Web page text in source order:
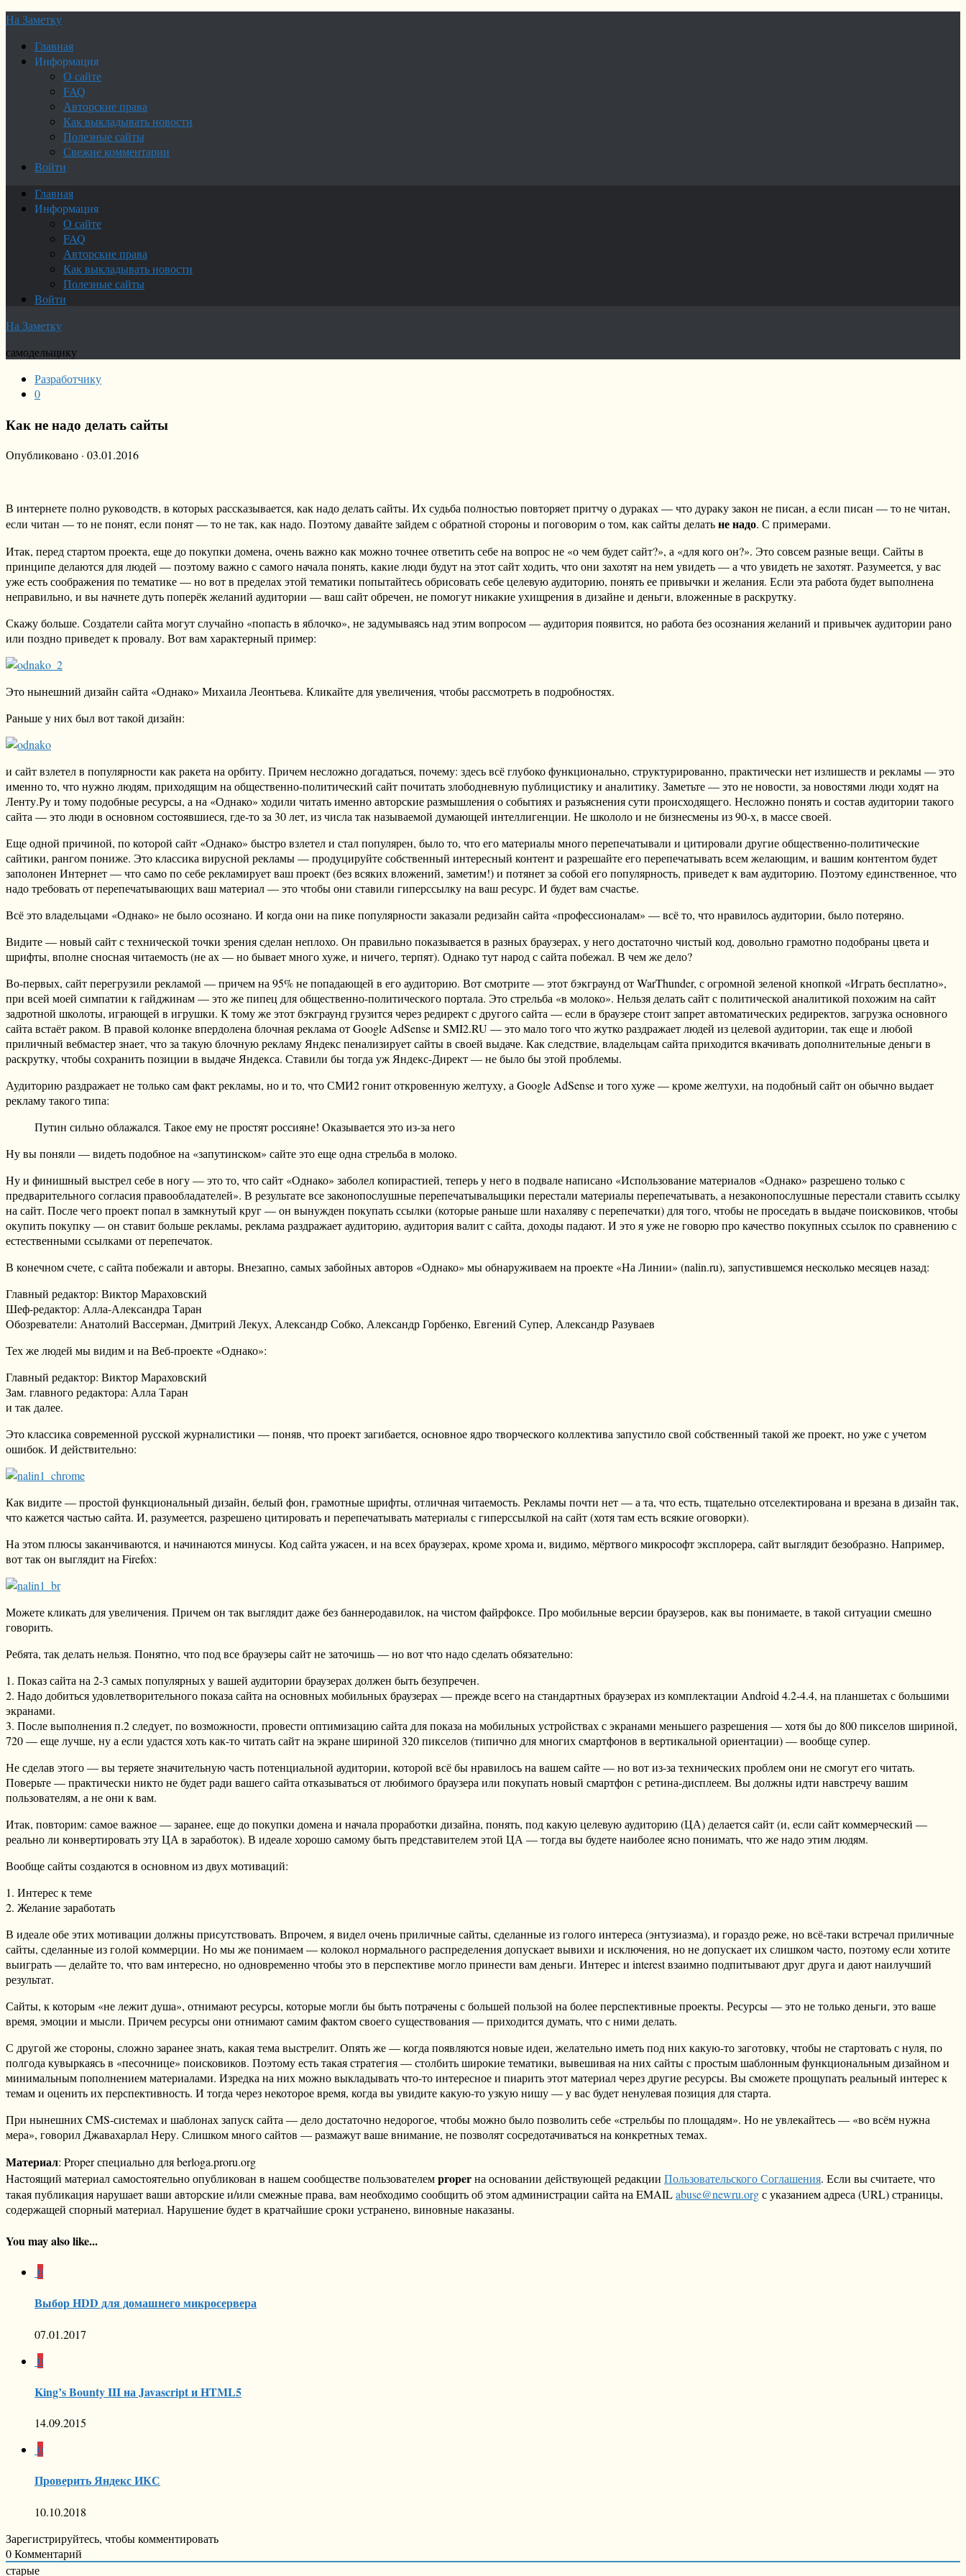
На Заметку
Главная
Информация
О сайте
FAQ
Авторские права
Как выкладывать новости
Полезные сайты
Свежие комментарии
Войти
Главная
Информация
О сайте
FAQ
Авторские права
Как выкладывать новости
Полезные сайты
Войти
На Заметку
самодельщику
Разработчику
0
Как не надо делать сайты
Опубликовано · 03.01.2016
В интернете полно руководств, в которых рассказывается, как надо делать сайты. Их судьба полностью повторяет притчу о дураках — что дураку закон не писан, а если писан — то не читан,
если читан — то не понят, если понят — то не так, как надо. Поэтому давайте зайдем с обратной стороны и поговорим о том, как сайты делатьне надо. С примерами.
Итак, перед стартом проекта, еще до покупки домена, очень важно как можно точнее ответить себе на вопрос не «о чем будет сайт?», а «для кого он?». Это совсем разные вещи. Сайты в
принципе делаются для людей — поэтому важно с самого начала понять, какие люди будут на этот сайт ходить, что они захотят на нем увидеть — а что увидеть не захотят. Разумеется, у вас
уже есть соображения по тематике — но вот в пределах этой тематики попытайтесь обрисовать себе целевую аудиторию, понять ее привычки и желания. Если эта работа будет выполнена
неправильно, и вы начнете дуть поперёк желаний аудитории — ваш сайт обречен, не помогут никакие ухищрения в дизайне и деньги, вложенные в раскрутку.
Скажу больше. Создатели сайта могут случайно «попасть в яблочко», не задумываясь над этим вопросом — аудитория появится, но работа без осознания желаний и привычек аудитории рано
или поздно приведет к провалу. Вот вам характерный пример:
Это нынешний дизайн сайта «Однако» Михаила Леонтьева. Кликайте для увеличения, чтобы рассмотреть в подробностях.
Раньше у них был вот такой дизайн:
и сайт взлетел в популярности как ракета на орбиту. Причем несложно догадаться, почему: здесь всё глубоко функционально, структурированно, практически нет излишеств и рекламы — это
именно то, что нужно людям, приходящим на общественно-политический сайт почитать злободневную публицистику и аналитику. Заметьте — это не новости, за новостями люди ходят на
Ленту.Ру и тому подобные ресурсы, а на «Однако» ходили читать именно авторские размышления о событиях и разъяснения сути происходящего. Несложно понять и состав аудитории такого
сайта — это люди в основном состоявшиеся, где-то за 30 лет, из числа так называемой думающей интеллигенции. Не школоло и не бизнесмены из 90-х, в массе своей.
Еще одной причиной, по которой сайт «Однако» быстро взлетел и стал популярен, было то, что его материалы много перепечатывали и цитировали другие общественно-политические
сайтики, рангом пониже. Это классика вирусной рекламы — продуцируйте собственный интересный контент и разрешайте его перепечатывать всем желающим, и вашим контентом будет
заполонен Интернет — что само по себе рекламирует ваш проект (без всяких вложений, заметим!) и потянет за собой его популярность, приведет к вам аудиторию. Поэтому единственное, что
надо требовать от перепечатывающих ваш материал — это чтобы они ставили гиперссылку на ваш ресурс. И будет вам счастье.
Всё это владельцами «Однако» не было осознано. И когда они на пике популярности заказали редизайн сайта «профессионалам» — всё то, что нравилось аудитории, было потеряно.
Видите — новый сайт с технической точки зрения сделан неплохо. Он правильно показывается в разных браузерах, у него достаточно чистый код, довольно грамотно подобраны цвета и
шрифты, вполне сносная читаемость (не ах — но бывает много хуже, и ничего, терпят). Однако тут народ с сайта побежал. В чем же дело?
Во-первых, сайт перегрузили рекламой — причем на 95% не попадающей в его аудиторию. Вот смотрите — этот бэкграунд от WarThunder, с огромной зеленой кнопкой «Играть бесплатно»,
при всей моей симпатии к гайджинам — это же пипец для общественно-политического портала. Это стрельба «в молоко». Нельзя делать сайт с политической аналитикой похожим на сайт
задротной школоты, играющей в игрушки. К тому же этот бэкграунд грузится через редирект с другого сайта — если в браузере стоит запрет автоматических редиректов, загрузка основного
сайта встаёт раком. В правой колонке впердолена блочная реклама от Google AdSense и SMI2.RU — это мало того что жутко раздражает людей из целевой аудитории, так еще и любой
приличный вебмастер знает, что за такую блочную рекламу Яндекс пенализирует сайты в своей выдаче. Как следствие, владельцам сайта приходится вкачивать дополнительные деньги в
раскрутку, чтобы сохранить позиции в выдаче Яндекса. Ставили бы тогда уж Яндекс-Директ — не было бы этой проблемы.
Аудиторию раздражает не только сам факт рекламы, но и то, что СМИ2 гонит откровенную желтуху, а Google AdSense и того хуже — кроме желтухи, на подобный сайт он обычно выдает
рекламу такого типа:
Путин сильно облажался. Такое ему не простят россияне! Оказывается это из-за него
Ну вы поняли — видеть подобное на «запутинском» сайте это еще одна стрельба в молоко.
Ну и финишный выстрел себе в ногу — это то, что сайт «Однако» заболел копирастией, теперь у него в подвале написано «Использование материалов «Однако» разрешено только с
предварительного согласия правообладателей». В результате все законопослушные перепечатывальщики перестали материалы перепечатывать, а незаконопослушные перестали ставить ссылку
на сайт. После чего проект попал в замкнутый круг — он вынужден покупать ссылки (которые раньше шли нахаляву с перепечатки) для того, чтобы не проседать в выдаче поисковиков, чтобы
окупить покупку — он ставит больше рекламы, реклама раздражает аудиторию, аудитория валит с сайта, доходы падают. И это я уже не говорю про качество покупных ссылок по сравнению с
естественными ссылками от перепечаток.
В конечном счете, с сайта побежали и авторы. Внезапно, самых забойных авторов «Однако» мы обнаруживаем на проекте «На Линии» (nalin.ru), запустившемся несколько месяцев назад:
Главный редактор: Виктор Мараховский
Шеф-редактор: Алла-Александра Таран
Обозреватели: Анатолий Вассерман, Дмитрий Лекух, Александр Собко, Александр Горбенко, Евгений Супер, Александр Разуваев
Тех же людей мы видим и на Веб-проекте «Однако»:
Главный редактор: Виктор Мараховский
Зам. главного редактора: Алла Таран
и так далее.
Это классика современной русской журналистики — поняв, что проект загибается, основное ядро творческого коллектива запустило свой собственный такой же проект, но уже с учетом
ошибок. И действительно:
Как видите — простой функциональный дизайн, белый фон, грамотные шрифты, отличная читаемость. Рекламы почти нет — а та, что есть, тщательно отселектирована и врезана в дизайн так,
что кажется частью сайта. И, разумеется, разрешено цитировать и перепечатывать материалы с гиперссылкой на сайт (хотя там есть всякие оговорки).
На этом плюсы заканчиваются, и начинаются минусы. Код сайта ужасен, и на всех браузерах, кроме хрома и, видимо, мёртвого микрософт эксплорера, сайт выглядит безобразно. Например,
вот так он выглядит на Firefox:
Можете кликать для увеличения. Причем он так выглядит даже без баннеродавилок, на чистом файрфоксе. Про мобильные версии браузеров, как вы понимаете, в такой ситуации смешно
говорить.
Ребята, так делать нельзя. Понятно, что под все браузеры сайт не заточишь — но вот что надо сделать обязательно:
1. Показ сайта на 2-3 самых популярных у вашей аудитории браузерах должен быть безупречен.
2. Надо добиться удовлетворительного показа сайта на основных мобильных браузерах — прежде всего на стандартных браузерах из комплектации Android 4.2-4.4, на планшетах с большими
экранами.
3. После выполнения п.2 следует, по возможности, провести оптимизацию сайта для показа на мобильных устройствах с экранами меньшего разрешения — хотя бы до 800 пикселов шириной,
720 — еще лучше, ну а если удастся хоть как-то читать сайт на экране шириной 320 пикселов (типично для многих смартфонов в вертикальной ориентации) — вообще супер.
Не сделав этого — вы теряете значительную часть потенциальной аудитории, которой всё бы нравилось на вашем сайте — но вот из-за технических проблем они не смогут его читать.
Поверьте — практически никто не будет ради вашего сайта отказываться от любимого браузера или покупать новый смартфон с ретина-дисплеем. Вы должны идти навстречу вашим
пользователям, а не они к вам.
Итак, повторим: самое важное — заранее, еще до покупки домена и начала проработки дизайна, понять, под какую целевую аудиторию (ЦА) делается сайт (и, если сайт коммерческий —
реально ли конвертировать эту ЦА в заработок). В идеале хорошо самому быть представителем этой ЦА — тогда вы будете наиболее ясно понимать, что же надо этим людям.
Вообще сайты создаются в основном из двух мотиваций:
1. Интерес к теме
2. Желание заработать
В идеале обе этих мотивации должны присутствовать. Впрочем, я видел очень приличные сайты, сделанные из голого интереса (энтузиазма), и гораздо реже, но всё-таки встречал приличные
сайты, сделанные из голой коммерции. Но мы же понимаем — колокол нормального распределения допускает вывихи и исключения, но не допускает их слишком часто, поэтому если хотите
выиграть — делайте то, что вам интересно, но одновременно чтобы это в перспективе могло принести вам деньги. Интерес и interest взаимно подпитывают друг друга и дают наилучший
результат.
Сайты, к которым «не лежит душа», отнимают ресурсы, которые могли бы быть потрачены с большей пользой на более перспективные проекты. Ресурсы — это не только деньги, это ваше
время, эмоции и мысли. Причем ресурсы они отнимают самим фактом своего существования — приходится думать, что с ними делать.
С другой же стороны, сложно заранее знать, какая тема выстрелит. Опять же — когда появляются новые идеи, желательно иметь под них какую-то заготовку, чтобы не стартовать с нуля, по
полгода кувыркаясь в «песочнице» поисковиков. Поэтому есть такая стратегия — столбить широкие тематики, вывешивая на них сайты с простым шаблонным функциональным дизайном и
минимальным пополнением материалами. Изредка на них можно выкладывать что-то интересное и пиарить этот материал через другие ресурсы. Вы сможете прощупать реальный интерес к
темам и оценить их перспективность. И тогда через некоторое время, когда вы увидите какую-то узкую нишу — у вас будет ненулевая позиция для старта.
При нынешних CMS-системах и шаблонах запуск сайта — дело достаточно недорогое, чтобы можно было позволить себе «стрельбы по площадям». Но не увлекайтесь — «во всём нужна
мера», говорил Джавахарлал Неру. Слишком много сайтов — размажут ваше внимание, не позволят сосредотачиваться на конкретных темах.
Материал: Proper специально для berloga.proru.org
Настоящий материал самостоятельно опубликован в нашем сообществе пользователемproperна основании действующей редакции Пользовательского Соглашения. Если вы считаете, что
такая публикация нарушает ваши авторские и/или смежные права, вам необходимо сообщить об этом администрации сайта на EMAILabuse@newru.orgс указанием адреса (URL) страницы,
содержащей спорный материал. Нарушение будет в кратчайшие сроки устранено, виновные наказаны.
You may also like...
0
Выбор HDD для домашнего микросервера
07.01.2017
0
King’s Bounty III на Javascript и HTML5
14.09.2015
0
Проверить Яндекс ИКС
10.10.2018
Зарегистрируйтесь, чтобы комментировать
0Комментарий
старые